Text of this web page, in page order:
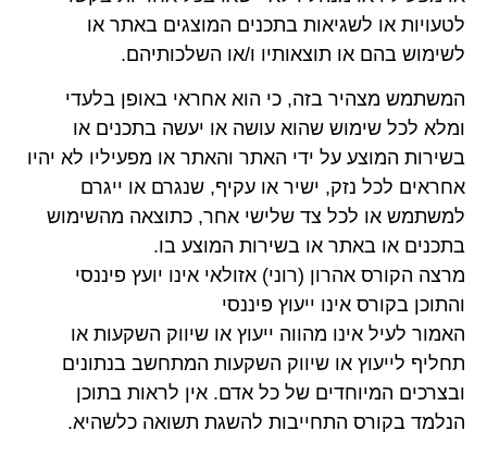
לטעויות או לשגיאות בתכנים המוצגים באתר או
לשימוש בהם או תוצאותיו ו/או השלכותיהם.
המשתמש מצהיר בזה, כי הוא אחראי באופן בלעדי
ומלא לכל שימוש שהוא עושה או יעשה בתכנים או
בשירות המוצע על ידי האתר והאתר או מפעיליו לא יהיו
אחראים לכל נזק, ישיר או עקיף, שנגרם או ייגרם
למשתמש או לכל צד שלישי אחר, כתוצאה מהשימוש
בתכנים או באתר או בשירות המוצע בו.
מרצה הקורס אהרון (רוני) אזולאי אינו יועץ פיננסי
והתוכן בקורס אינו ייעוץ פיננסי
האמור לעיל אינו מהווה ייעוץ או שיווק השקעות או
תחליף לייעוץ או שיווק השקעות המתחשב בנתונים
ובצרכים המיוחדים של כל אדם. אין לראות בתוכן
הנלמד בקורס התחייבות להשגת תשואה כלשהיא.